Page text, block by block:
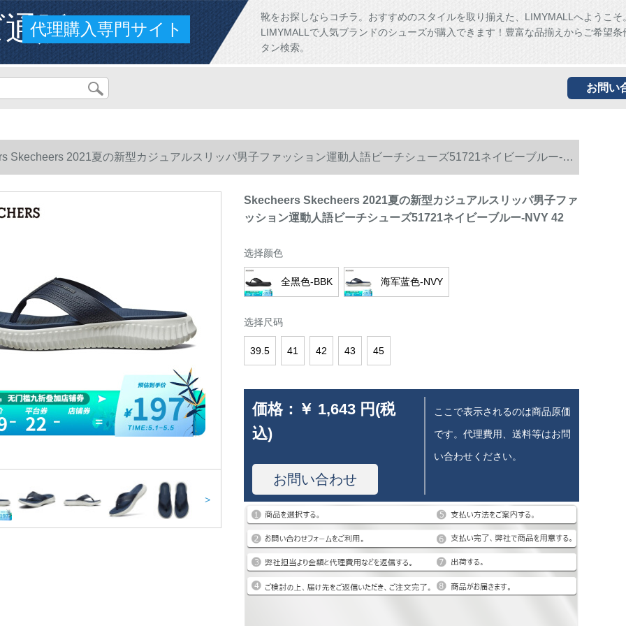
販
代理購入専門サイト
靴をお探しならコチラ。おすすめのスタイルを取り揃えた、LIMYMALLへようこそ
LIMYMALLで人気ブランドのシューズが購入できます！豊富な品揃えからご希望条
タン検索。
お問い
Skecheers 2021夏の新型カジュアルスリッパ男子ファッション運動人語ビーチシューズ51721ネイビーブルー-
>
Skecheers Skecheers 2021夏の新型カジュアルスリッパ男子ファ
ッション運動人語ビーチシューズ51721ネイビーブルー-NVY 42
选择颜色
全黑色-BBK 海军蓝色-NVY
选择尺码
39.5 41 42 43 45
価格： ￥ 1,643 円(税
込)
お問い合わせ
ここで表示されるのは商品原価
です。代理費用、送料等はお問
い合わせください。